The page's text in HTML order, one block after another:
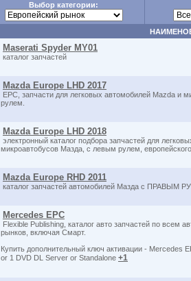
Выбор категории:
Maserati Spyder MY01
каталог запчастей
Mazda Europe LHD 2017
EPC, запчасти для легковых автомобилей Mazda и
рулем.
Mazda Europe LHD 2018
электронный каталог подбора запчастей для
микроавтобусов Мазда, с левым рулем,
Mazda Europe RHD 2011
каталог запчастей автомобилей Мазда с ПРАВЫМ
Mercedes EPC
Flexible Publishing, каталог авто запчастей по всем
рынков, включая Смарт.
Купить дополнительный ключ активации - Mercedes
or 1 DVD DL Server or Standalone +1